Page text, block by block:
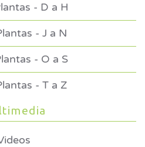
- D a H
- J a N
- O a S
- T a Z